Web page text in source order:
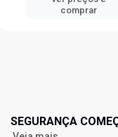
comprar
SEGURANÇA